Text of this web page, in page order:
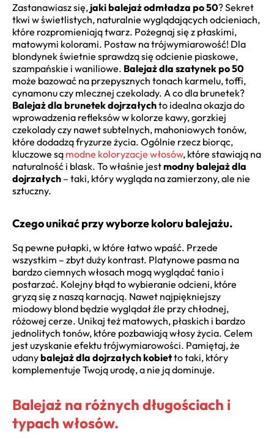
Zastanawiasz się, jaki balejaż odmładza po 50? Sekret
tkwi w świetlistych, naturalnie wyglądających odcieniach,
które rozpromieniają twarz. Pożegnaj się z płaskimi,
matowymi kolorami. Postaw na trójwymiarowość! Dla
blondynek świetnie sprawdzą się odcienie piaskowe,
szampańskie i waniliowe. Balejaż dla szatynek po 50
może bazować na przepysznych tonach karmelu, toffi,
cynamonu czy mlecznej czekolady. A co dla brunetek?
Balejaż dla brunetek dojrzałychto idealna okazja do
wprowadzenia refleksów w kolorze kawy, gorzkiej
czekolady czy nawet subtelnych, mahoniowych tonów,
które dodadzą fryzurze życia. Ogólnie rzecz biorąc,
kluczowe są modne koloryzacje włosów, które stawiają na
naturalność i blask. To właśnie jestmodny balejaż dla
dojrzałych – taki, który wygląda na zamierzony, ale nie
sztuczny.
Czego unikać przy wyborze koloru balejażu.
Są pewne pułapki, w które łatwo wpaść. Przede
wszystkim – zbyt duży kontrast. Platynowe pasma na
bardzo ciemnych włosach mogą wyglądać tanio i
postarzać. Kolejny błąd to wybieranie odcieni, które
gryzą się z naszą karnacją. Nawet najpiękniejszy
miodowy blond będzie wyglądał źle przy chłodnej,
różowej cerze. Unikaj też matowych, płaskich i bardzo
jednolitych tonów, które pozbawiają włosy życia. Celem
jest uzyskanie efektu trójwymiarowości. Pamiętaj, że
udanybalejaż dla dojrzałych kobietto taki, który
komplementuje Twoją urodę, a nie ją dominuje.
Balejaż na różnych długościach i
typach włosów.